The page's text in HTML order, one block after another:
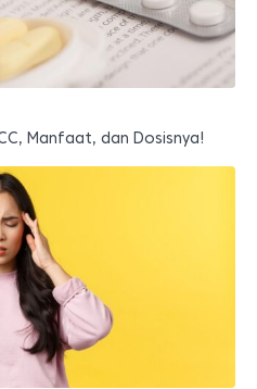
Manfaat, dan Dosisnya!